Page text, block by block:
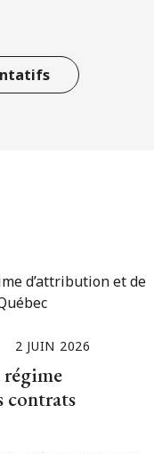
2 JUIN 2026
régime
contrats